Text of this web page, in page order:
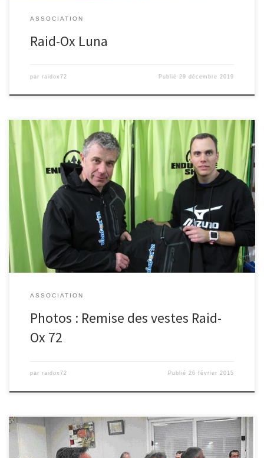
ASSOCIATION
Raid-Ox Luna
par raidox72 Publié 29 décembre 2019
Cette année, l’association Raid-Ox 72 s’équipe. En attendant les
nouveaux maillots, hier soir c’était la remise officielle des vestes
[…]
ASSOCIATION
Photos : Remise des vestes Raid-
Ox 72
par raidox72 Publié26 février 2015